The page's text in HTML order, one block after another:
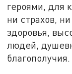
героями, для
ни страхов,
здоровья,
людей,
благополучия.